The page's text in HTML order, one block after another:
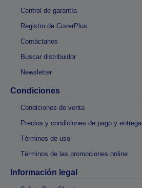
Control de garantía
Registro de CoverPlus
Contáctanos
Buscar distribuidor
Newsletter
Condiciones
Condiciones de venta
Precios y condiciones de pago y entrega
Términos de uso
Términos de las promociones online
Información legal